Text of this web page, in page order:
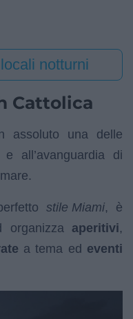
notturni
Cattolica
assoluto una delle
all’avanguardia di
stile Miami, è
organizza aperitivi,
a tema ed eventi